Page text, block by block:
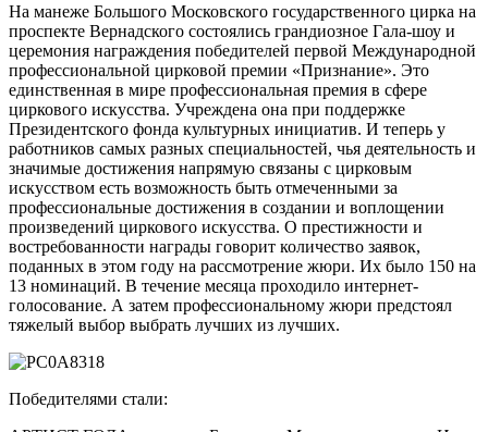
На манеже Большого Московского государственного цирка на
проспекте Вернадского состоялись грандиозное Гала-шоу и
церемония награждения победителей первой Международной
профессиональной цирковой премии «Признание». Это
единственная в мире профессиональная премия в сфере
циркового искусства. Учреждена она при поддержке
Президентского фонда культурных инициатив. И теперь у
работников самых разных специальностей, чья деятельность и
значимые достижения напрямую связаны с цирковым
искусством есть возможность быть отмеченными за
профессиональные достижения в создании и воплощении
произведений циркового искусства. О престижности и
востребованности награды говорит количество заявок,
поданных в этом году на рассмотрение жюри. Их было 150 на
13 номинаций. В течение месяца проходило интернет-
голосование. А затем профессиональному жюри предстоял
тяжелый выбор выбрать лучших из лучших.
Победителями стали: